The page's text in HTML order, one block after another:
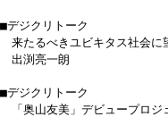
■デジクリトーク
来たるべきユビキタス社会に
出渕亮一朗
■デジクリトーク
「奥山友美」デビュープロジ